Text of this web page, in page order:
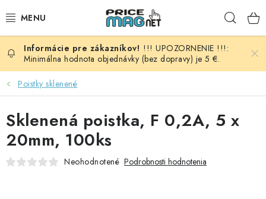
na
BATÉRIE
AUDIO - VIDEO
AUTO HI-FI
AUTOMOBIL
!!! UPOZORNENIE !!!:
Minimálna hodnota objednávky (bez dopravy) je 5 €.
Poistky sklenené
Sklenená poistka, F 0,2A, 5 x
20mm, 100ks
Neohodnotené Podrobnosti hodnotenia